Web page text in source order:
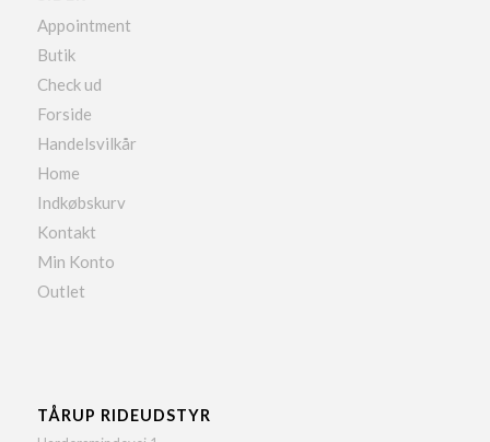
Appointment
Butik
Check ud
Forside
Handelsvilkår
Home
Indkøbskurv
Kontakt
Min Konto
Outlet
TÅRUP RIDEUDSTYR